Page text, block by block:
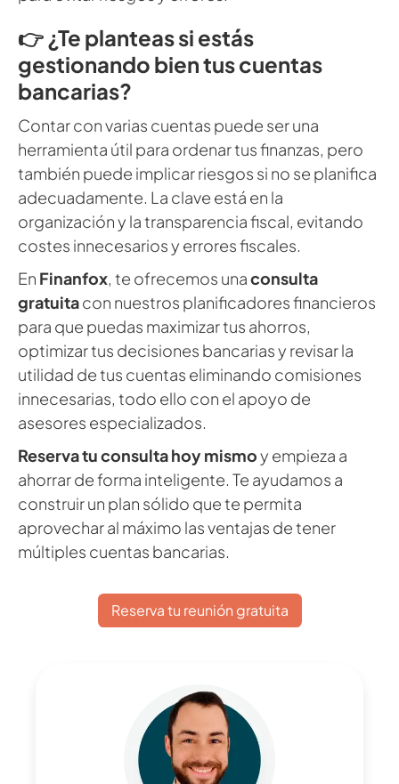
👉 ¿Te planteas si estás
gestionando bien tus cuentas
bancarias?
Contar con varias cuentas puede ser una
herramienta útil para ordenar tus finanzas, pero
también puede implicar riesgos si no se planifica
adecuadamente. La clave está en la
organización y la transparencia fiscal, evitando
costes innecesarios y errores fiscales.
En Finanfox, te ofrecemos unaconsulta
gratuitacon nuestros planificadores financieros
para que puedas maximizar tus ahorros,
optimizar tus decisiones bancarias y revisar la
utilidad de tus cuentas eliminando comisiones
innecesarias, todo ello con el apoyo de
asesores especializados.
Reserva tu consulta hoy mismoy empieza a
ahorrar de forma inteligente. Te ayudamos a
construir un plan sólido que te permita
aprovechar al máximo las ventajas de tener
múltiples cuentas bancarias.
Reserva tu reunión gratuita